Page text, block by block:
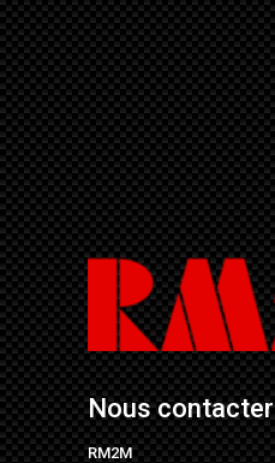
Nous contacter
RM2M